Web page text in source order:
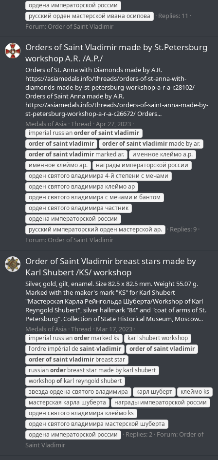
ордена императорской россии
русский орден мастерской ивана осипова
Replies: 11
Forum: Order of Saint Vladimir
Orders of Saint Vladimir made by St.Petersburg
workshop A.R. /А.Р./
Orders of St. Anna with Diamonds made by A.R.
https://asiamedals.info/threads/orders-of-st-anna-with-
diamonds-made-by-st-petersburg-workshop-a-r-a-r.28102/
Orders of Saint Anna made by A.R.
https://asiamedals.info/threads/orders-of-saint-anna-made-by-
st-petersburg-workshop-a-r-a-r.26672/ Orders...
Medals of Asia Thread Apr 27, 2023
imperial russianorderofsaintvladimir
orderofsaintvladimir orderofsaintvladimirmade by ar.
orderofsaintvladimirmarked ar.
именное клеймо а.р.
именное клеймо ар.
награды императорской россии
орден святого владимира 4-й степени с мечами
орден святого владимира клеймо ар
орден святого владимира с мечами и бантом
орден святого владимира частник
ордена императорской россии
русский императорский орден мастерской ар.
Replies: 9
Forum: Order of Saint Vladimir
Order of Saint Vladimir breast stars made by
Karl Shubert /KS/ workshop
Silver, gold, gilt, enamel. Size 82.5 х 82.5 mm. Weight 55.07 g.
Marked with the maker's mark "KS" for Karl Shubert
"Мастерская Карла Рейнгольда Шуберта/Workshop of Karl
Reyngold Shubert", silver hallmark "84" and "coat of arms of St.
Petersburg". Collection of State Historical Museum, Moscow...
Medals of Asia Thread Mar 17, 2023
imperial russianordermarked ks
karl shubert workshop
l'ordre impérial desaint-vladimir orderofsaintvladimir
orderofsaintvladimirbreast star
russianorderbreast star made by karl shubert
workshopof karl reyngold shubert
звезда ордена святого владимира
карл шуберт
клеймо ks
мастерская карла шуберта
награды императорской россии
орден святого владимира клеймо ks
орден святого владимира мастерской шуберта
ордена императорской россии
Replies: 2 Forum: Order of
Saint Vladimir